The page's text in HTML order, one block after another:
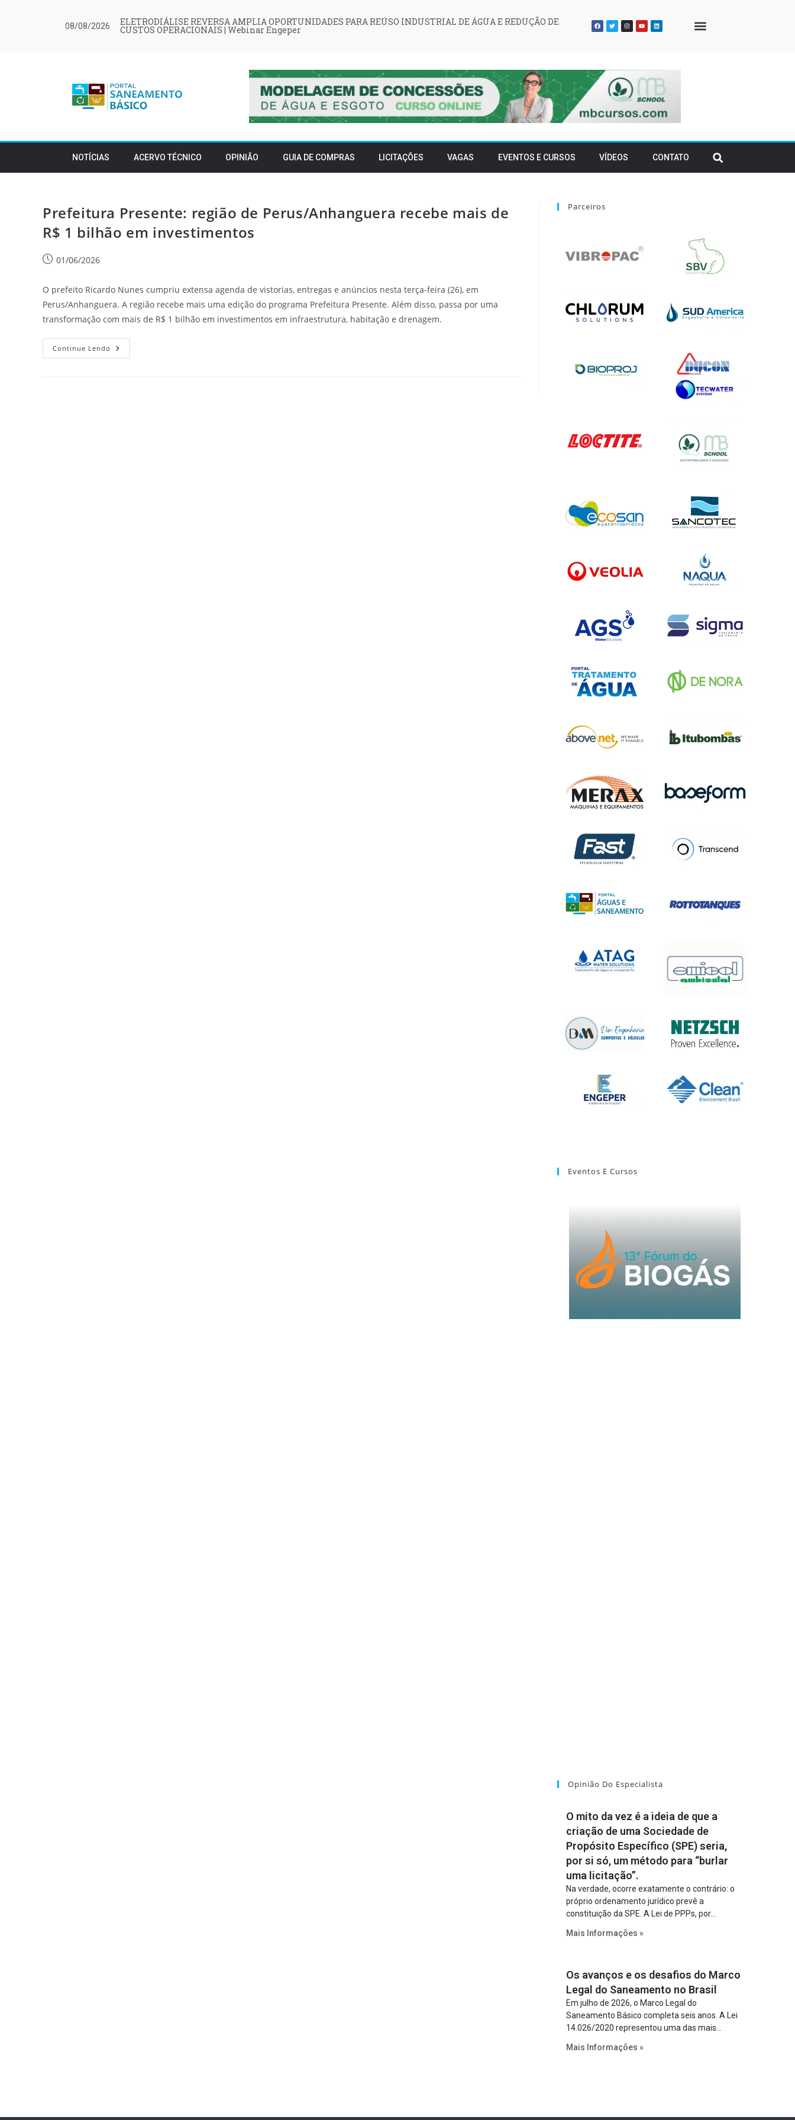
08/08/2026 ELETRODIÁLISE REVERSA AMPLIA OPORTUNIDADES PARA REÚSO INDUSTRIAL DE ÁGUA E REDUÇÃO DE
CUSTOS OPERACIONAIS | Webinar Engeper
NOTÍCIAS ACERVO TÉCNICO OPINIÃO GUIA DE COMPRAS LICITAÇÕES VAGAS EVENTOS E CURSOS VÍDEOS CONTATO
Prefeitura Presente: região de Perus/Anhanguera recebe mais de
R$ 1 bilhão em investimentos
01/06/2026
O prefeito Ricardo Nunes cumpriu extensa agenda de vistorias, entregas e anúncios nesta terça-feira (26), em
Perus/Anhanguera. A região recebe mais uma edição do programa Prefeitura Presente. Além disso, passa por uma
transformação com mais de R$ 1 bilhão em investimentos em infraestrutura, habitação e drenagem.
Continue Lendo
Parceiros
Eventos E Cursos
Opinião Do Especialista
O mito da vez é a ideia de que a
criação de uma Sociedade de
Propósito Específico (SPE) seria,
por si só, um método para “burlar
uma licitação”.
Na verdade, ocorre exatamente o contrário: o
próprio ordenamento jurídico prevê a
constituição da SPE. A Lei de PPPs, por
constitua uma SPE para implantar e gerir o
Lei de Concessões, a figura é facultativa e
sujeita a uma escolha racional de projeto a
projeto.
Mais Informações »
Os avanços e os desafios do Marco
Legal do Saneamento no Brasil
Em julho de 2026, o Marco Legal do
Saneamento Básico completa seis anos. A Lei
14.026/2020 representou uma das mais
estabelecer metas claras para a
Mais Informações »